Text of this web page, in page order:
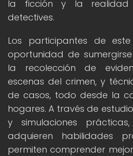
la ficción y la
detectives.
Los participantes de
oportunidad de
la recolección de
escenas del crimen, y
de casos, todo desde la
hogares. A través de
y simulaciones
adquieren habilidades
permiten comprender